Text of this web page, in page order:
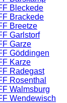
Bleckede
Brackede
Breetze
Garlstorf
Garze
Göddingen
Karze
Radegast
Rosenthal
Walmsburg
Wendewisch